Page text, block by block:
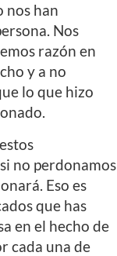
nos han
Nos
razón en
y a no
lo que hizo
no perdonamos
Eso es
que has
en el hecho de
cada una de